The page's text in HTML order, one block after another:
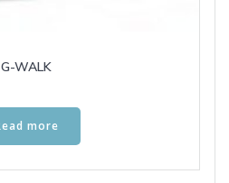
G-WALK
more